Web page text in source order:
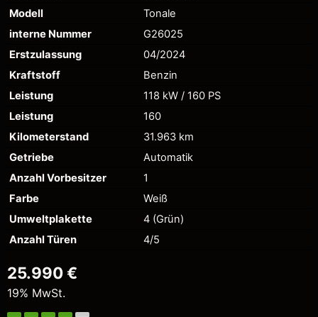
Modell
Tonale
interne Nummer
G26025
Erstzulassung
04/2024
Kraftstoff
Benzin
Leistung
118 kW / 160 PS
Leistung
160
Kilometerstand
31.963 km
Getriebe
Automatik
Anzahl Vorbesitzer
1
Farbe
Weiß
Umweltplakette
4 (Grün)
Anzahl Türen
4/5
25.990 €
19% MwSt.